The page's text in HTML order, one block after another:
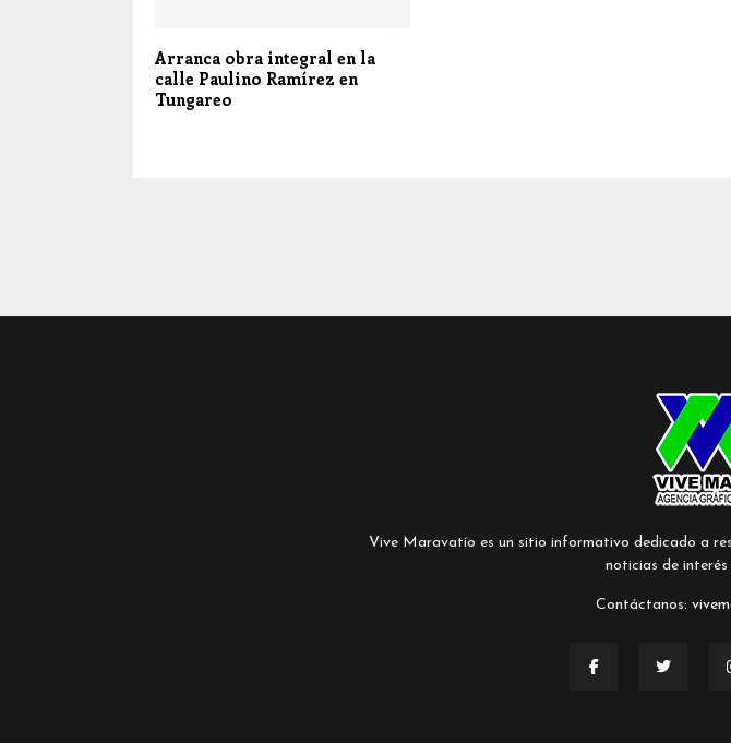
Arranca obra integral en la
calle Paulino Ramírez en
Tungareo
Vive Maravatío es un sitio informativo dedicado a
noticias de
Contáctanos: